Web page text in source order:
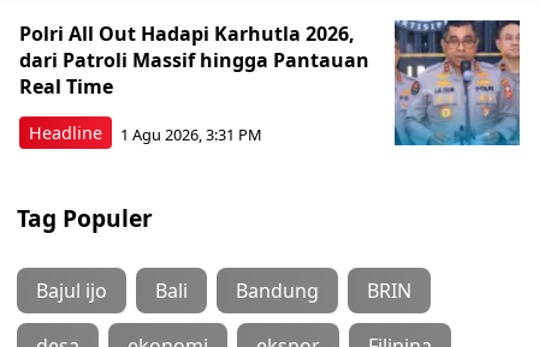
Headline
Polri All Out Hadapi Karhutla 2026,
dari Patroli Massif hingga Pantauan
Real Time
1 Agu 2026, 3:31 PM
Tag Populer
Bajul ijo Bali Bandung BRIN